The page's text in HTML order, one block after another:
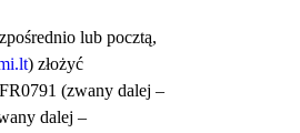
lub pocztą,
) złożyć
(zwany dalej –
dalej –